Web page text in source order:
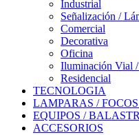
Industrial
Señalización /
Comercial
Decorativa
Oficina
Iluminación Vial
Residencial
TECNOLOGIA
LAMPARAS /
EQUIPOS /
ACCESORIOS